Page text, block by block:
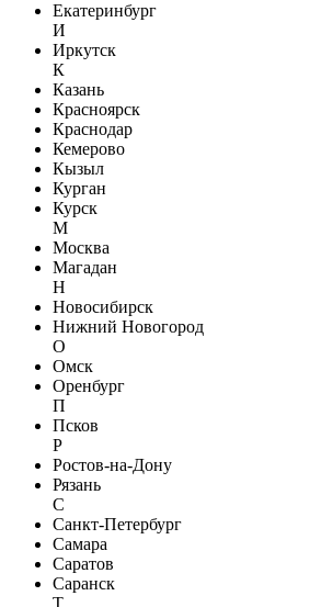
Екатеринбург
И
Иркутск
К
Казань
Красноярск
Краснодар
Кемерово
Кызыл
Курган
Курск
М
Москва
Магадан
Н
Новосибирск
Нижний Новогород
О
Омск
Оренбург
П
Псков
Р
Ростов-на-Дону
Рязань
С
Санкт-Петербург
Самара
Саратов
Саранск